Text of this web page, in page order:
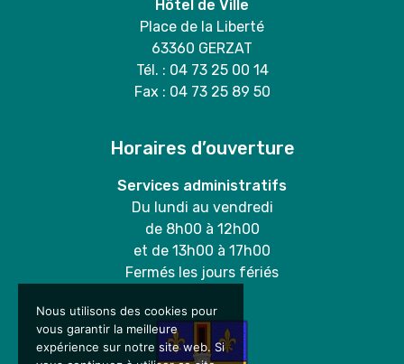
Hôtel de Ville
Place de la Liberté
63360 GERZAT
Tél. : 04 73 25 00 14
Fax : 04 73 25 89 50
Horaires d’ouverture
Services administratifs
Du lundi au vendredi
de 8h00 à 12h00
et de 13h00 à 17h00
Fermés les jours fériés
Nous utilisons des cookies pour
vous garantir la meilleure
expérience sur notre site web. Si